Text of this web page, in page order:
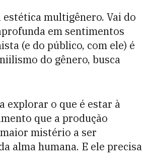
multigênero. Vai do
em sentimentos
(e do público, com ele) é
do gênero, busca
explorar o que é estar à
que a produção
mistério a ser
alma humana. E ele precisa